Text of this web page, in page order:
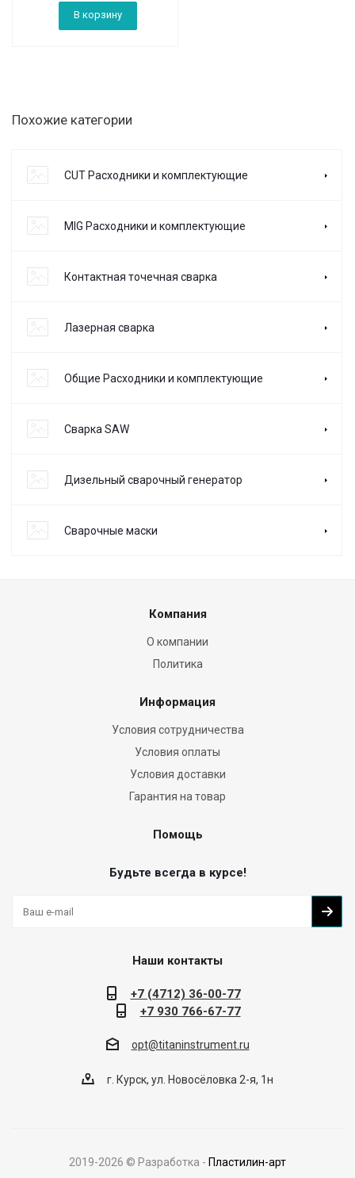
В корзину
Похожие категории
CUT Расходники и комплектующие
MIG Расходники и комплектующие
Контактная точечная сварка
Лазерная сварка
Общие Расходники и комплектующие
Сварка SAW
Дизельный сварочный генератор
Сварочные маски
Компания
О компании
Политика
Информация
Условия сотрудничества
Условия оплаты
Условия доставки
Гарантия на товар
Помощь
Будьте всегда в курсе!
Наши контакты
+7 (4712) 36-00-77
+7 930 766-67-77
opt@titaninstrument.ru
г. Курск, ул. Новосёловка 2-я, 1н
2019-2026 © Разработка - Пластилин-арт